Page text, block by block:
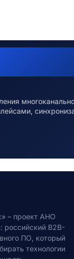
– проект АНО
B2B-
ПО, который
технологии